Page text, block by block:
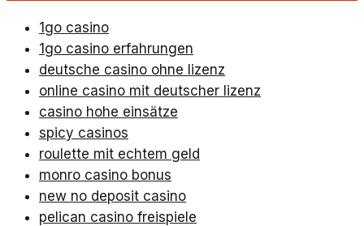
1go casino
1go casino erfahrungen
deutsche casino ohne lizenz
online casino mit deutscher lizenz
casino hohe einsätze
spicy casinos
roulette mit echtem geld
monro casino bonus
new no deposit casino
pelican casino freispiele